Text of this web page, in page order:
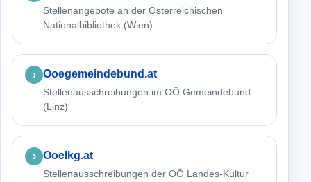
Stellenangebote an der Österreichischen
Nationalbibliothek (Wien)
Ooegemeindebund.at
Stellenausschreibungen im OÖ Gemeindebund
(Linz)
Ooelkg.at
Stellenausschreibungen der OÖ Landes-Kultur